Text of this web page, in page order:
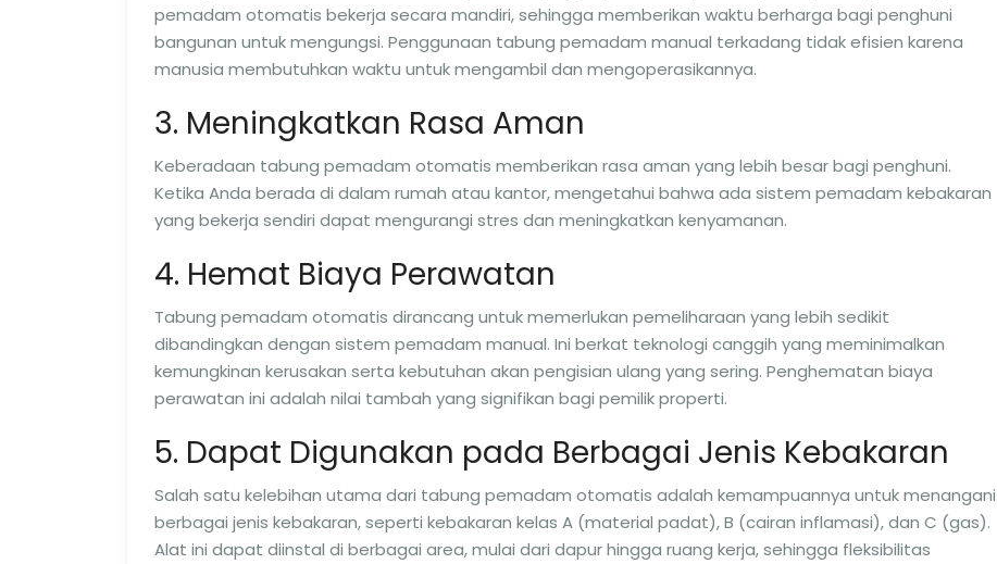
pemadam otomatis bekerja secara mandiri, sehingga memberikan waktu berharga bagi penghuni
bangunan untuk mengungsi. Penggunaan tabung pemadam manual terkadang tidak efisien karena
manusia membutuhkan waktu untuk mengambil dan mengoperasikannya.
3. Meningkatkan Rasa Aman
Keberadaan tabung pemadam otomatis memberikan rasa aman yang lebih besar bagi penghuni.
Ketika Anda berada di dalam rumah atau kantor, mengetahui bahwa ada sistem pemadam kebakaran
yang bekerja sendiri dapat mengurangi stres dan meningkatkan kenyamanan.
4. Hemat Biaya Perawatan
Tabung pemadam otomatis dirancang untuk memerlukan pemeliharaan yang lebih sedikit
dibandingkan dengan sistem pemadam manual. Ini berkat teknologi canggih yang meminimalkan
kemungkinan kerusakan serta kebutuhan akan pengisian ulang yang sering. Penghematan biaya
perawatan ini adalah nilai tambah yang signifikan bagi pemilik properti.
5. Dapat Digunakan pada Berbagai Jenis Kebakaran
Salah satu kelebihan utama dari tabung pemadam otomatis adalah kemampuannya untuk menangani
berbagai jenis kebakaran, seperti kebakaran kelas A (material padat), B (cairan inflamasi), dan C (gas).
Alat ini dapat diinstal di berbagai area, mulai dari dapur hingga ruang kerja, sehingga fleksibilitas